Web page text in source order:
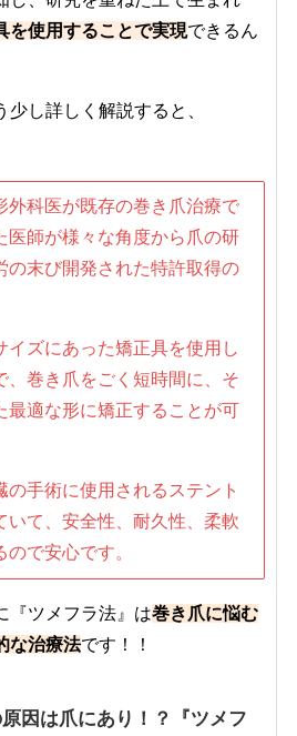
を使用することで実現できるん
少し詳しく解説すると、
外科医が既存の巻き爪治療で
医師が様々な角度から爪の研
の末び開発された特許取得の
イズにあった矯正具を使用し
、巻き爪をごく短時間に、そ
最適な形に矯正することが可
の手術に使用されるステント
いて、安全性、耐久性、柔軟
で安心です。
『ツメフラ法』は巻き爪に悩む
な治療法です！！
因は爪にあり！？『ツメフ